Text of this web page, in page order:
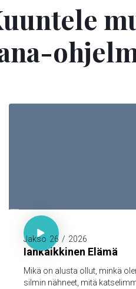
1. Joh. 1:1-3

Jakso 26 / 2026
Iankaikkinen Elämä
Mikä on alusta ollut, minkä
silmin nähneet, mitä